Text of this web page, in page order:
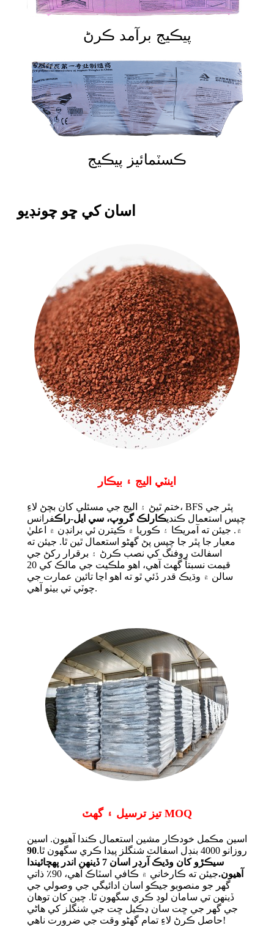
پيڪيج برآمد ڪرڻ
ڪسٽمائيز پيڪيج
اسان کي ڇو چونڊيو
اينٽي اليج ۽ بيڪار
ختم ٿيڻ ۽ اليج جي مسئلي کان بچڻ لاءِ، BFS پٿر جي
چپس استعمال ڪنديڪارلڪ گروپ، سي ايل-راڪفرانس
۾. جيئن ته آمريڪا ۽ ڪوريا ۾ ڪيترن ئي برانڊن ۾ اعليٰ
معيار جا پٿر جا چپس پڻ گهڻو استعمال ٿين ٿا. جيئن ته
اسفالٽ روفنگ کي نصب ڪرڻ ۽ برقرار رکڻ جي
قيمت نسبتاً گهٽ آهي، اهو ملڪيت جي مالڪ کي 20
سالن ۾ وڌيڪ قدر ڏئي ٿو ته اهو اڃا تائين عمارت جي
چوٽي تي بيٺو آهي.
تيز ترسيل ۽ گھٽ MOQ
اسين مڪمل خودڪار مشين استعمال ڪندا آهيون. اسين
روزانو 4000 بنڊل اسفالٽ شنگلز پيدا ڪري سگھون ٿا.
90
سيڪڙو کان وڌيڪ آرڊر اسان 7 ڏينهن اندر پهچائيندا
آهيون.
جيئن ته ڪارخاني ۾ ڪافي اسٽاڪ آهي، 90٪ ذاتي
گهر جو منصوبو جيڪو اسان ادائيگي جي وصولي جي
ڏينهن تي سامان لوڊ ڪري سگهون ٿا. چين کان توهان
جي گهر جي ڇت سان ڍڪيل ڇت جي شنگلز کي هاڻي
حاصل ڪرڻ لاءِ تمام گهڻو وقت جي ضرورت ناهي!